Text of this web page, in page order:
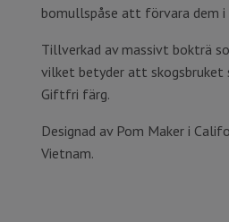
bomullspåse att förvara dem
Tillverkad av massivt bokträ
vilket betyder att skogsbruket
Giftfri färg.
Designad av Pom Maker i
Vietnam.